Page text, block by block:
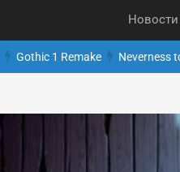
Новости
Gothic 1 Remake Neverness